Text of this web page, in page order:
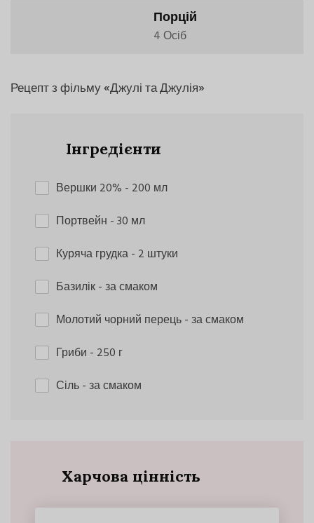
Порцій
4 Осіб
Рецепт з фільму «Джулі та Джулія»
Інгредієнти
Вершки 20% - 200 мл
Портвейн - 30 мл
Куряча грудка- 2 штуки
Базилік- за смаком
Молотий чорний перець- за смаком
Гриби - 250 г
Сіль- за смаком
Харчова цінність